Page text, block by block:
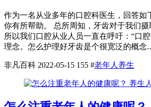
作为一名从业多年的口腔科医生，回答如
你有所帮助。 总所周知，牙齿对于我们摄
所以我们口腔从业人员一直在呼吁：“口
理念。怎么护理好牙齿是个很宽泛的概念
非凡百科 2022-05-15 155 #老年人养生
养生